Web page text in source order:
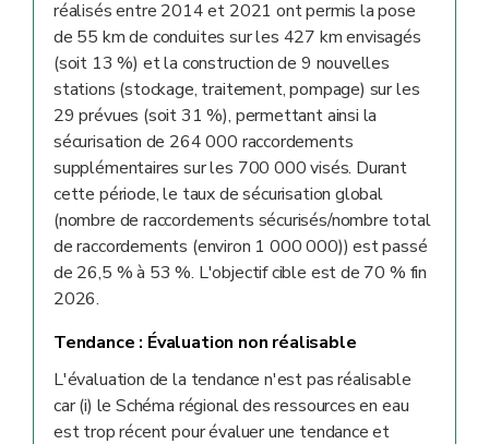
réalisés entre 2014 et 2021 ont permis la pose
de 55 km de conduites sur les 427 km envisagés
(soit 13 %) et la construction de 9 nouvelles
stations (stockage, traitement, pompage) sur les
29 prévues (soit 31 %), permettant ainsi la
sécurisation de 264 000 raccordements
supplémentaires sur les 700 000 visés. Durant
cette période, le taux de sécurisation global
(nombre de raccordements sécurisés/nombre total
de raccordements (environ 1 000 000)) est passé
de 26,5 % à 53 %. L'objectif cible est de 70 % fin
2026.
Tendance : Évaluation non réalisable
L'évaluation de la tendance n'est pas réalisable
car (i) le Schéma régional des ressources en eau
est trop récent pour évaluer une tendance et